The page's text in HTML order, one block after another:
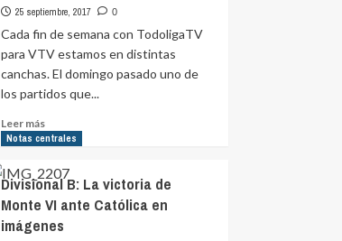
transformó
atípico
25 septiembre, 2017 0
Cada fin de semana con TodoligaTV
para VTV estamos en distintas
canchas. El domingo pasado uno de
los partidos que...
Leer másLeer
más
TodoligaTV:
El
back
de
Notas centrales
Divisional B: La victoria de
Monte VI ante Católica en
imágenes